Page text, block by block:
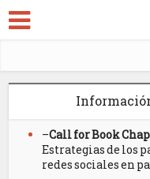
–Call for Book
Estrategias de los
redes sociales en